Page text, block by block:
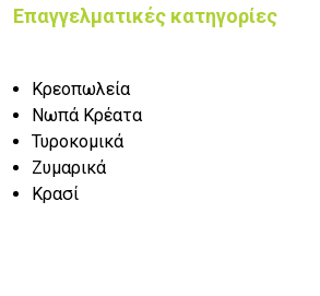
Επαγγελματικές κατηγορίες
Κρεοπωλεία
Νωπά Κρέατα
Τυροκομικά
Ζυμαρικά
Κρασί